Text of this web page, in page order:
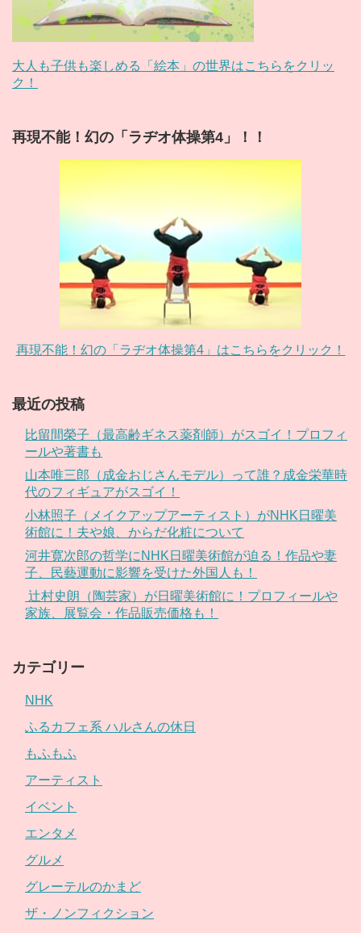
大人も子供も楽しめる「絵本」の世界はこちらをクリッ
ク！
再現不能！幻の「ラヂオ体操第4」！！
再現不能！幻の「ラヂオ体操第4」はこちらをクリック！
最近の投稿
比留間榮子（最高齢ギネス薬剤師）がスゴイ！プロフィ
ールや著書も
山本唯三郎（成金おじさんモデル）って誰？成金栄華時
代のフィギュアがスゴイ！
小林照子（メイクアップアーティスト）がNHK日曜美
術館に！夫や娘、からだ化粧について
河井寛次郎の哲学にNHK日曜美術館が迫る！作品や妻
子、民藝運動に影響を受けた外国人も！
辻村史朗（陶芸家）が日曜美術館に！プロフィールや
家族、展覧会・作品販売価格も！
カテゴリー
NHK
ふるカフェ系 ハルさんの休日
もふもふ
アーティスト
イベント
エンタメ
グルメ
グレーテルのかまど
ザ・ノンフィクション